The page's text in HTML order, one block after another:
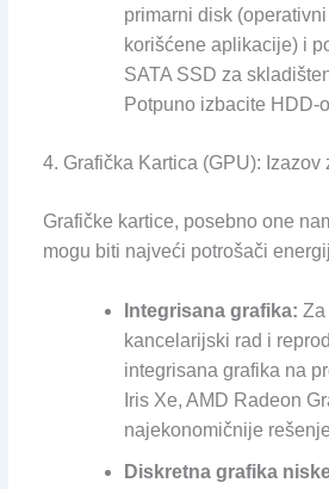
primarni disk
korišćene aplikacije) i
SATA SSD za
Potpuno izbacite HDD-
4. Grafička Kartica (GPU): Izazov
Grafičke kartice, posebno one
mogu biti najveći potrošači
Integrisana grafika: Za
kancelarijski rad i
integrisana grafika na
Iris Xe, AMD Radeon
najekonomičnije
Diskretna grafika